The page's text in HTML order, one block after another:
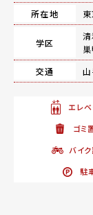
所在地
学区
交通
エレ
ゴミ
バイ
駐